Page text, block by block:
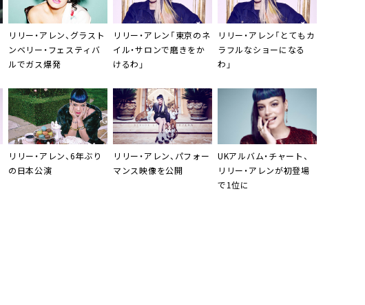
リリー・アレン、グラスト
ンベリー・フェスティバ
ルでガス爆発
リリー・アレン 「東京のネ
イル・サロンで磨きをか
けるわ」
リリー・アレン 「とてもカ
ラフルなショーになる
わ」
リリー・アレン、6年ぶり
の日本公演
リリー・アレン、パフォー
マンス映像を公開
UKアルバム・チャート、
リリー・アレンが初登場
で1位に